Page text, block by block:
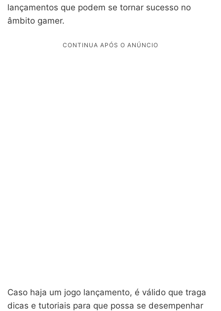
lançamentos que podem se tornar sucesso no
âmbito gamer.
Caso haja um jogo lançamento, é válido que traga
dicas e tutoriais para que possa se desempenhar